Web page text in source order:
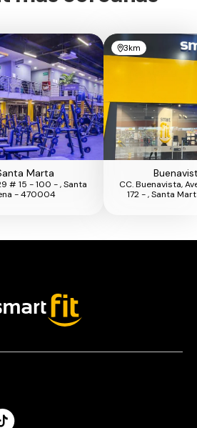
Marta
# 15 - 100 - , Santa
- 470004
3km
CC. Buenavista,
172 - , Santa